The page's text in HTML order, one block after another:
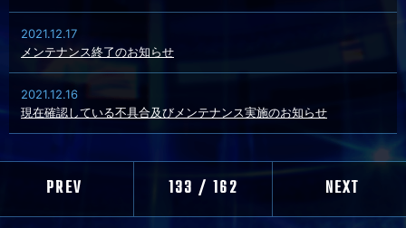
2021.12.17
メンテナンス終了のお知らせ
2021.12.16
現在確認している不具合及びメンテナンス実施のお知らせ
PREV 133 / 162 NEXT